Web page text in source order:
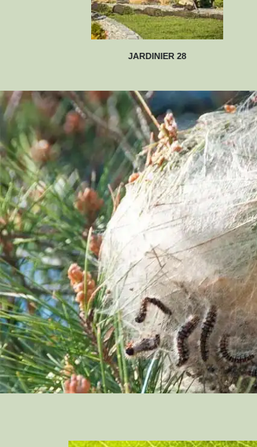
JARDINIER 28